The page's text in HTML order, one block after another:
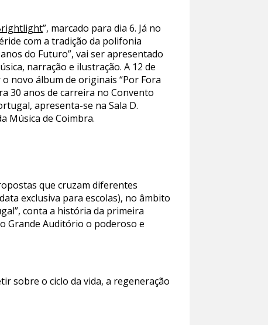
”, marcado para dia 6. Já no
com a tradição da polifonia
do Futuro”, vai ser apresentado
narração e ilustração. A 12 de
novo álbum de originais “Por Fora
30 anos de carreira no Convento
apresenta-se na Sala D.
Música de Coimbra.
que cruzam diferentes
exclusiva para escolas), no âmbito
conta a história da primeira
Grande Auditório o poderoso e
sobre o ciclo da vida, a regeneração